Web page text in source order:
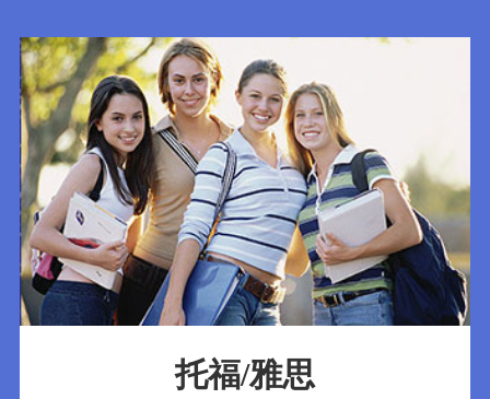
托福/雅思